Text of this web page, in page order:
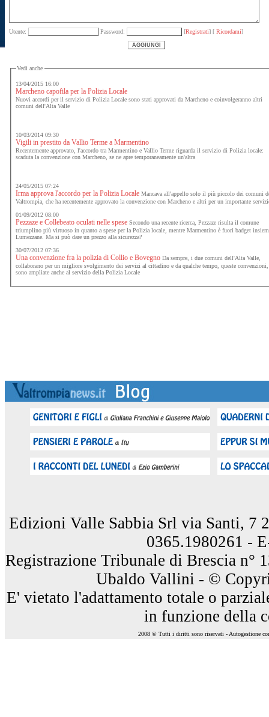
Utente: Password: [Registrati] [ Ricordami]
Vedi anche
13/04/2015 16:00
Marcheno capofila per la Polizia Locale
Nuovi accordi per il servizio di Polizia Locale sono stati approvati da Marcheno e coinvolgeranno altri
comuni dell'Alta Valle
10/03/2014 09:30
Vigili in prestito da Vallio Terme a Marmentino
Recentemente approvato, l'accordo tra Marmentino e Vallio Terme riguarda il servizio di Polizia locale:
scaduta la convenzione con Marcheno, se ne apre temporaneamente un'altra
24/05/2015 07:24
Irma approva l'accordo per la Polizia Locale Mancava all'appello solo il più piccolo dei comuni
Valtrompia, che ha recentemente approvato la convenzione con Marcheno e altri per un importante
01/09/2012 08:00
Pezzaze e Collebeato oculati nelle spese Secondo una recente ricerca, Pezzaze risulta il comune
triumplino più virtuoso in quanto a spese per la Polizia locale, mentre Marmentino è fuori badget
Lumezzane. Ma si può dare un prezzo alla sicurezza?
30/07/2012 07:36
Una convenzione fra la polizia di Collio e Bovegno Da sempre, i due comuni dell'Alta Valle,
collaborano per un migliore svolgimento dei servizi al cittadino e da qualche tempo, queste
sono ampliate anche al servizio della Polizia Locale
Edizioni Valle Sabbia Srl via Santi, 7
0365.1980261 -
Registrazione Tribunale di Brescia n°
Ubaldo Vallini - ©
E' vietato l'adattamento totale o
in funzione della
2008 © Tutti i diritti sono riservati - Autogestione